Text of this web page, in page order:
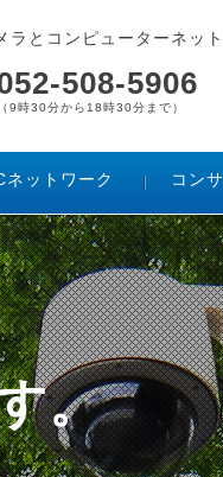
ラとコンピューターネッ
508-5906
（9時30分から18時30分まで）
ネットワーク コン
。